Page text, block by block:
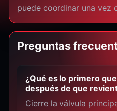
puede coordinar una vez
Preguntas
¿Qué es lo primero
después de que
Cierre la válvula